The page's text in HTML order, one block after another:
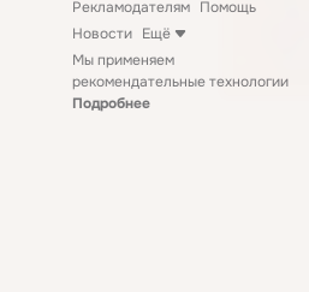
Рекламодателям Помощь
Новости Ещё
Мы применяем
рекомендательные технологии
Подробнее